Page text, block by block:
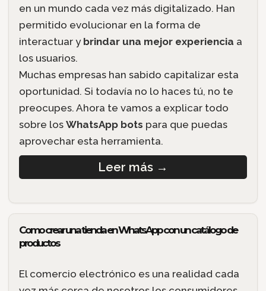
en un mundo cada vez más digitalizado. Han
permitido evolucionar en la forma de
interactuar y brindar una mejor experiencia a
los usuarios.
Muchas empresas han sabido capitalizar esta
oportunidad. Si todavía no lo haces tú, no te
preocupes. Ahora te vamos a explicar todo
sobre los WhatsApp bots para que puedas
aprovechar esta herramienta.
Leer más →
Como crear una tienda en WhatsApp con un catálogo de
productos
El comercio electrónico es una realidad cada